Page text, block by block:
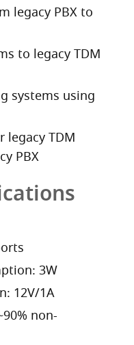
legacy PBX to
to legacy TDM
systems using
legacy TDM
PBX
3W
12V/1A
non-